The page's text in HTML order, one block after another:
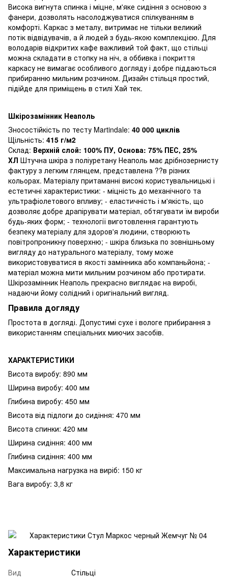
Висока вигнута спинка і міцне, м'яке сидіння з основою з
фанери, дозволять насолоджуватися спілкуванням в
комфорті. Каркас з металу, витримає не тільки великий
потік відвідувачів, а й людей з будь-якою комплекцією. Для
володарів відкритих кафе важливий той факт, що стільці
можна складати в стопку на ніч, а оббивка і покриття
каркасу не вимагає особливого догляду і добре піддаються
прибиранню мильним розчином. Дизайн стільця простий,
підійде для приміщень в стилі Хай тек.
Шкірозамінник Неаполь
Зносостійкість по тесту Martindale: 40 000 циклів
Щільність: 415 г/м2
Склад: Верхній слой: 100% ПУ, Основа: 75% ПЕС, 25%
ХЛ Штучна шкіра з поліуретану Неаполь має дрібнозернисту
фактуру з легким глянцем, представлена ??в різних
кольорах. Матеріалу притаманні високі користувальницькі і
естетичні характеристики: - міцність до механічного та
ультрафіолетового впливу; - еластичність і м'якість, що
дозволяє добре драпірувати матеріал, обтягувати їм вироби
будь-яких форм; - технології виготовлення гарантують
безпеку матеріалу для здоров'я людини, створюють
повітропроникну поверхню; - шкіра близька по зовнішньому
вигляду до натурального матеріалу, тому може
використовуватися в якості замінника або компаньйона; -
матеріал можна мити мильним розчином або протирати.
Шкірозамінник Неаполь прекрасно виглядає на виробі,
надаючи йому солідний і оригінальний вигляд.
Правила догляду
Простота в догляді. Допустимі сухе і вологе прибирання з
використанням спеціальних миючих засобів.
ХАРАКТЕРИСТИКИ
Висота виробу: 890 мм
Ширина виробу: 400 мм
Глибина виробу: 450 мм
Висота від підлоги до сидіння: 470 мм
Висота спинки: 420 мм
Ширина сидіння: 400 мм
Глибина сидіння: 400 мм
Максимальна нагрузка на виріб: 150 кг
Вага виробу: 3,8 кг
Характеристики
Вид Стільці